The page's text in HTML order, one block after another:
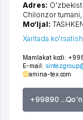
Mamlakat kodi:
E-mail:
amina-tex.com
+99890
Adres:
Chilonzor tumani
Mo‘ljal:
Xaritada ko'rsatish